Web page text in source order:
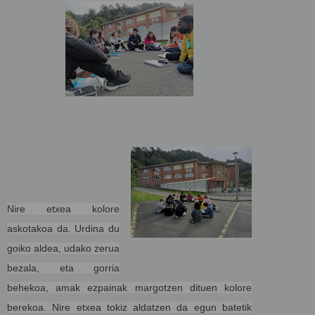
Nire etxea kolore
askotakoa da. Urdina du
goiko aldea, udako zerua
bezala, eta gorria
behekoa, amak ezpainak margotzen dituen kolore
berekoa. Nire etxea tokiz aldatzen da egun batetik